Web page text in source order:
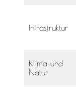
Infrastruktur
Klima und
Natur